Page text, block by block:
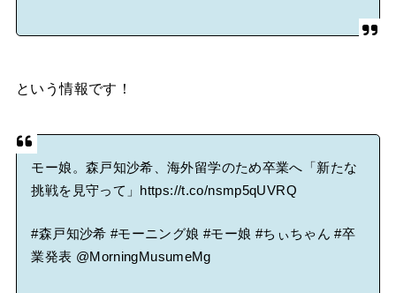
という情報です！
モー娘。森戸知沙希、海外留学のため卒業へ「新たな
挑戦を見守って」
https://t.co/nsmp5qUVRQ
#森戸知沙希 #モーニング娘 #モー娘 #ちぃちゃん #卒
業発表 @MorningMusumeMg